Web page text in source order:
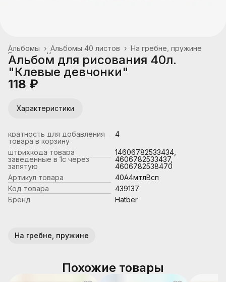
На гребне, пружине
Альбомы 40 листов ›
Альбомы ›
Канцтовары, школьные принадлежности
Главная
Альбом для рисования 40л.
"Клевые девчонки"
118 ₽
Характеристики
кратность для добавления
товара в корзину
4
штрихкода товара
заведенные в 1с через
запятую
14606782533434,
4606782533437,
4606782538470
Артикул товара
40А4мтлВсп
Код товара
439137
Бренд
Hatber
На гребне, пружине
Похожие товары